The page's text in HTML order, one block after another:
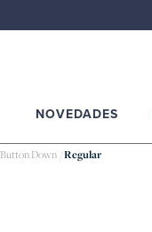
NOVEDADES
Button Down Regular